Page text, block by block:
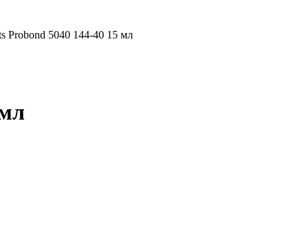
Probond 5040 144-40 15 мл